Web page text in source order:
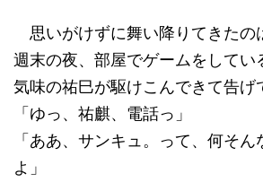
思いがけずに舞い降りてきたの
週末の夜、部屋でゲームをしてい
気味の祐巳が駆けこんできて告げ
「ゆっ、祐麒、電話っ」
「ああ、サンキュ。って、何そ
よ」